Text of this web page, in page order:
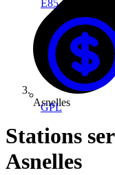
E85
GPL
Asnelles
Stations
Asnelles